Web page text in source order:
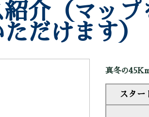
紹介（マッ
だけます）
真冬の
スター